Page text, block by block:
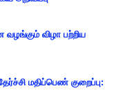
விழா பற்றிய
மதிப்பெண் குறைப்பு: